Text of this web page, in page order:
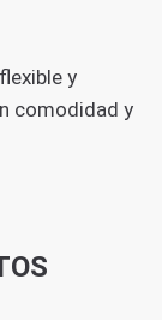
y
comodidad y